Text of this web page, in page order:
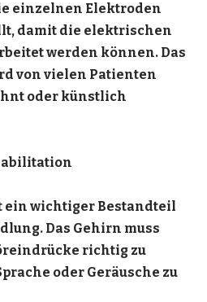
einzelnen Elektroden
damit die elektrischen
werden können. Das
von vielen Patienten
oder künstlich
ein wichtiger Bestandteil
Das Gehirn muss
richtig zu
oder Geräusche zu